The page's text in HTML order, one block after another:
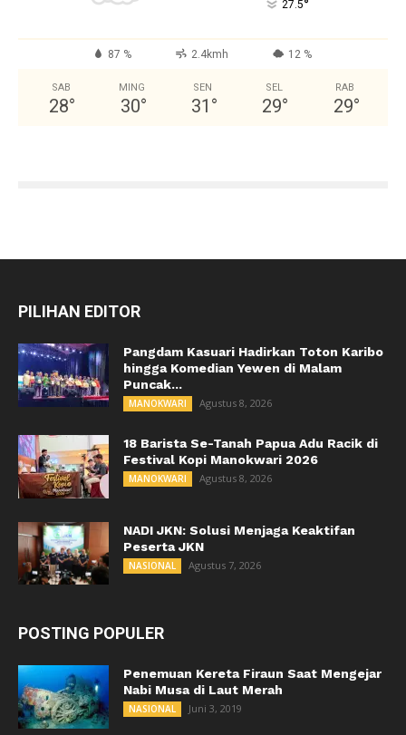
27.5°
87 % 2.4kmh 12 %
SAB
28°
MING
30°
SEN
31 °
SEL
29°
RAB
29°
PILIHAN EDITOR
Pangdam Kasuari Hadirkan Toton Karibo
hingga Komedian Yewen di Malam
Puncak...
MANOKWARI Agustus 8, 2026
18 Barista Se-Tanah Papua Adu Racik di
Festival Kopi Manokwari 2026
MANOKWARI Agustus 8, 2026
NADI JKN: Solusi Menjaga Keaktifan
Peserta JKN
NASIONAL Agustus 7, 2026
POSTING POPULER
Penemuan Kereta Firaun Saat Mengejar
Nabi Musa di Laut Merah
NASIONAL Juni 3, 2019